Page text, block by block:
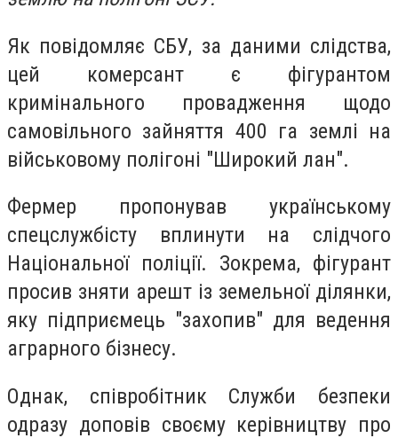
Як повідомляє СБУ, за даними слідства,
цей комерсант є фігурантом
кримінального провадження щодо
самовільного зайняття 400 га землі на
військовому полігоні "Широкий лан".
Фермер пропонував українському
спецслужбісту вплинути на слідчого
Національної поліції. Зокрема, фігурант
просив зняти арешт із земельної ділянки,
яку підприємець "захопив" для ведення
аграрного бізнесу.
Однак, співробітник Служби безпеки
одразу доповів своєму керівництву про